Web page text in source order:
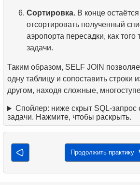
Сортировка. В конце
отсортировать полученный
аэропорта пересадки, как того
задачи.
Таким образом, SELF JOIN
одну таблицу и сопоставить строки
другом, находя сложные,
Спойлер: ниже скрыт
задачи. Нажмите, чтобы раскрыть.
Продолжить практику